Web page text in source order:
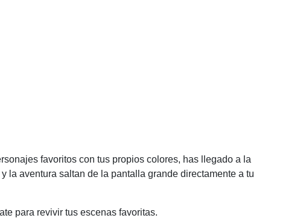
favoritos con tus propios colores, has llegado a la
la aventura saltan de la pantalla grande directamente a tu
para revivir tus escenas favoritas.